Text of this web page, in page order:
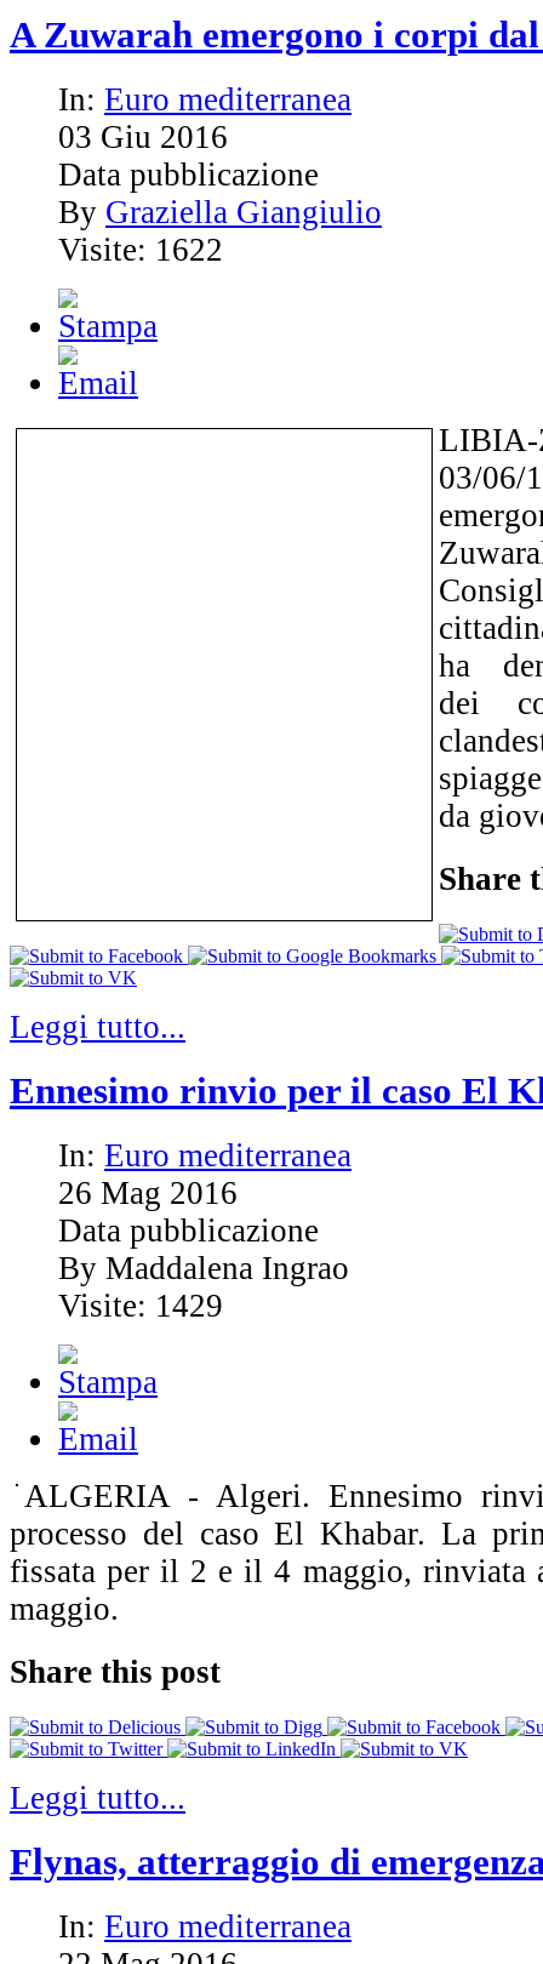
A Zuwarah emergono i corpi
In: Euro mediterranea
03 Giu 2016
Data pubblicazione
By Graziella Giangiulio
Visite: 1622
LIBIA-
03/06/
ha
dei
da
Share
Leggi tutto...
Ennesimo rinvio per il caso El
In: Euro mediterranea
26 Mag 2016
Data pubblicazione
By Maddalena Ingrao
Visite: 1429
ALGERIA - Algeri. Ennesimo
processo del caso El Khabar. La
fissata per il 2 e il 4 maggio, rinviata
maggio.
Share this post
Leggi tutto...
Flynas, atterraggio di
In: Euro mediterranea